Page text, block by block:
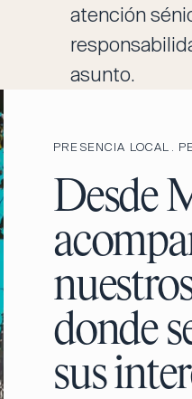
atención
asunto.
PRESENCIA LOCAL.
Desde
donde
sus